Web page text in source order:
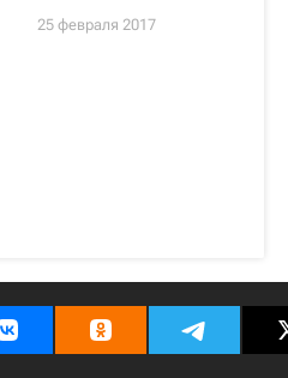
25 февраля 2017